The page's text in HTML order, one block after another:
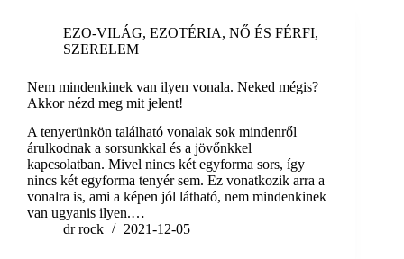
EZO-VILÁG, EZOTÉRIA, NŐ ÉS FÉRFI,
SZERELEM
Nem mindenkinek van ilyen vonala. Neked mégis?
Akkor nézd meg mit jelent!
A tenyerünkön található vonalak sok mindenről
árulkodnak a sorsunkkal és a jövőnkkel
kapcsolatban. Mivel nincs két egyforma sors, így
nincs két egyforma tenyér sem. Ez vonatkozik arra a
vonalra is, ami a képen jól látható, nem mindenkinek
van ugyanis ilyen.…
dr rock
2021-12-05